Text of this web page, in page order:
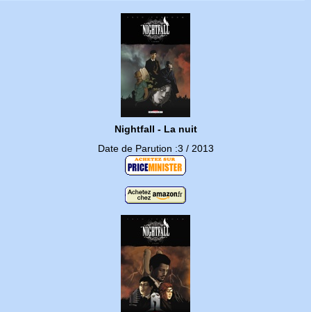
Nightfall - La nuit
Date de Parution :3 / 2013